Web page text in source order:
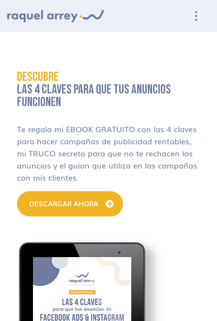
DESCUBRE
LAS 4 CLAVES PARA QUE TUS ANUNCIOS
FUNCIONEN
Te regalo mi EBOOK GRATUITO con las 4 claves
para hacer campañas de publicidad rentables,
mi TRUCO secreto para que no te rechacen los
anuncios y el guion que utilizo en las campañas
con mis clientes.
DESCARGAR AHORA